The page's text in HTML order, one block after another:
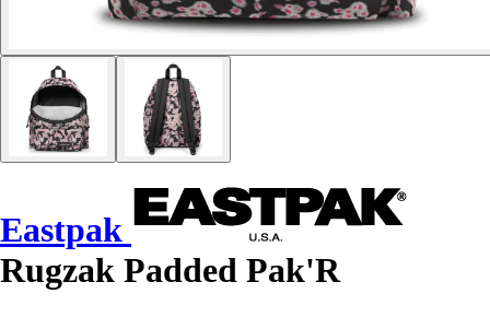
Eastpak
Rugzak Padded Pak'R